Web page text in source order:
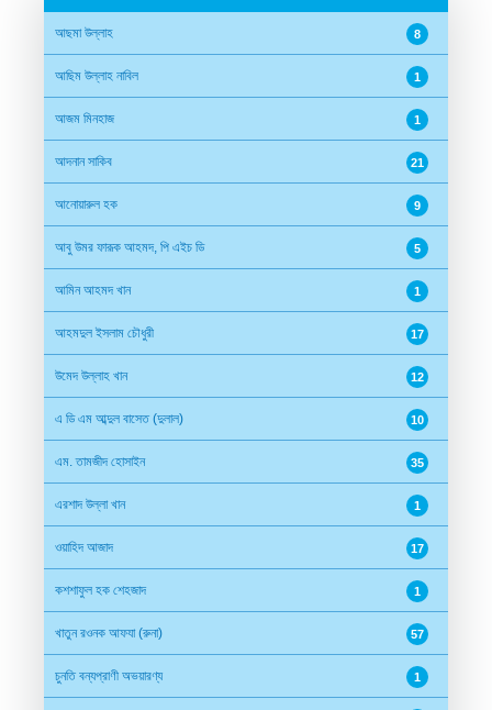
আছমা উল্লাহ 8
আছিম উল্লাহ নাবিল 1
আজম মিনহাজ 1
আদনান সাকিব 21
আনোয়ারুল হক 9
আবু উমর ফারূক আহমদ, পি এইচ ডি 5
আমিন আহমদ খান 1
আহমদুল ইসলাম চৌধুরী 17
উমেদ উল্লাহ খান 12
এ ডি এম আব্দুল বাসেত (দুলাল) 10
এম. তামজীদ হোসাইন 35
এরশাদ উল্লা খান 1
ওয়াহিদ আজাদ 17
কশশাফুল হক শেহজাদ 1
খাতুন রওনক আফযা (রুনা) 57
চুনতি বন্যপ্রাণী অভয়ারণ্য 1